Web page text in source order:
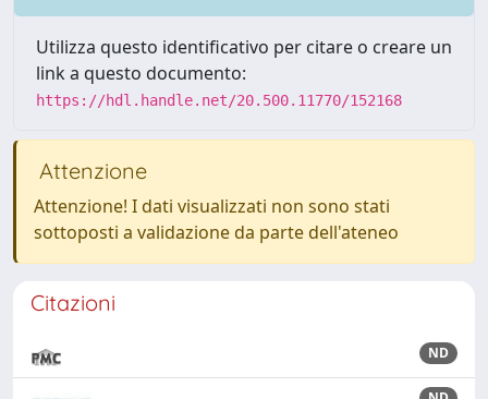
Utilizza questo identificativo per citare o creare un
link a questo documento:
https://hdl.handle.net/20.500.11770/152168
Attenzione
Attenzione! I dati visualizzati non sono stati
sottoposti a validazione da parte dell'ateneo
Citazioni
ND